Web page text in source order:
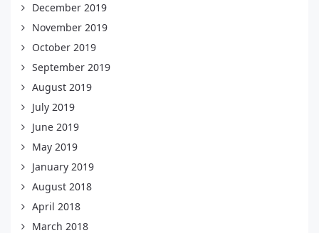
December 2019
November 2019
October 2019
September 2019
August 2019
July 2019
June 2019
May 2019
January 2019
August 2018
April 2018
March 2018